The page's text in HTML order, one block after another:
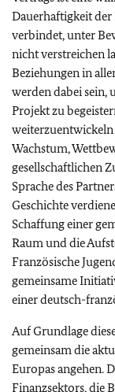
Dauerhaftigkeit der
verbindet, unter
nicht verstreichen
Beziehungen in
werden dabei sein,
Projekt zu
weiterzuentwickeln
Wachstum,
gesellschaftlichen
Sprache des
Geschichte
Schaffung einer
Raum und die
Französische
gemeinsame
einer deutsch-
Auf Grundlage
gemeinsam die
Europas angehen.
Finanzsektors, die